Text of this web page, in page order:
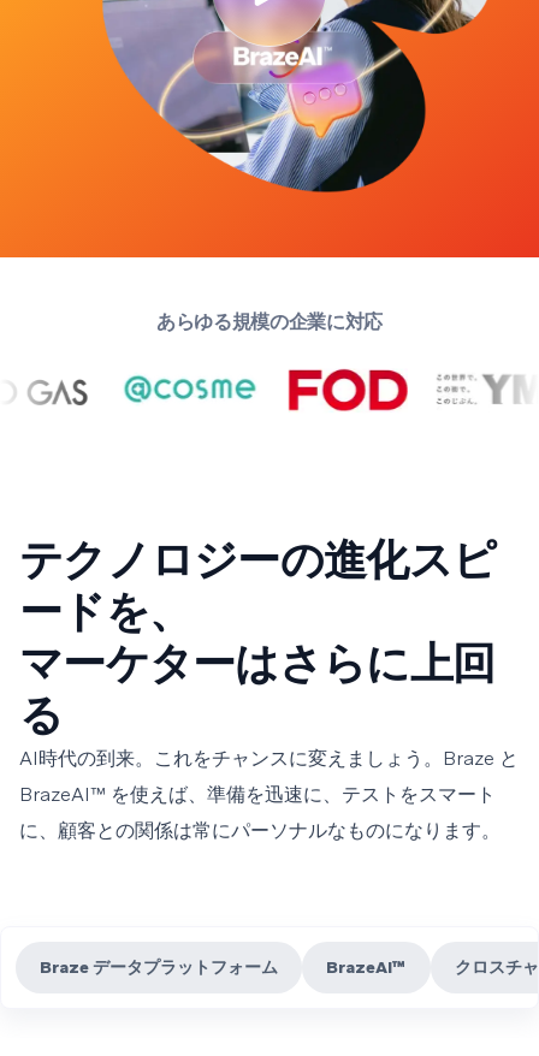
あらゆる規模の企業に対応
テクノロジーの進化スピ
ードを、
マーケターはさらに上回
る
AI時代の到来。これをチャンスに変えましょう。Braze と
BrazeAI™ を使えば、準備を迅速に、テストをスマート
に、顧客との関係は常にパーソナルなものになります。
Braze データプラットフォーム BrazeAI™ クロスチ